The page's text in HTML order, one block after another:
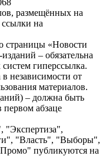
размещённых на
ссылки на
страницы «Новости
– обязательна
гиперссылка.
независимости от
материалов.
– должна быть
первом абзаце
"Экспертиза",
"Власть", "Выборы",
публикуются на